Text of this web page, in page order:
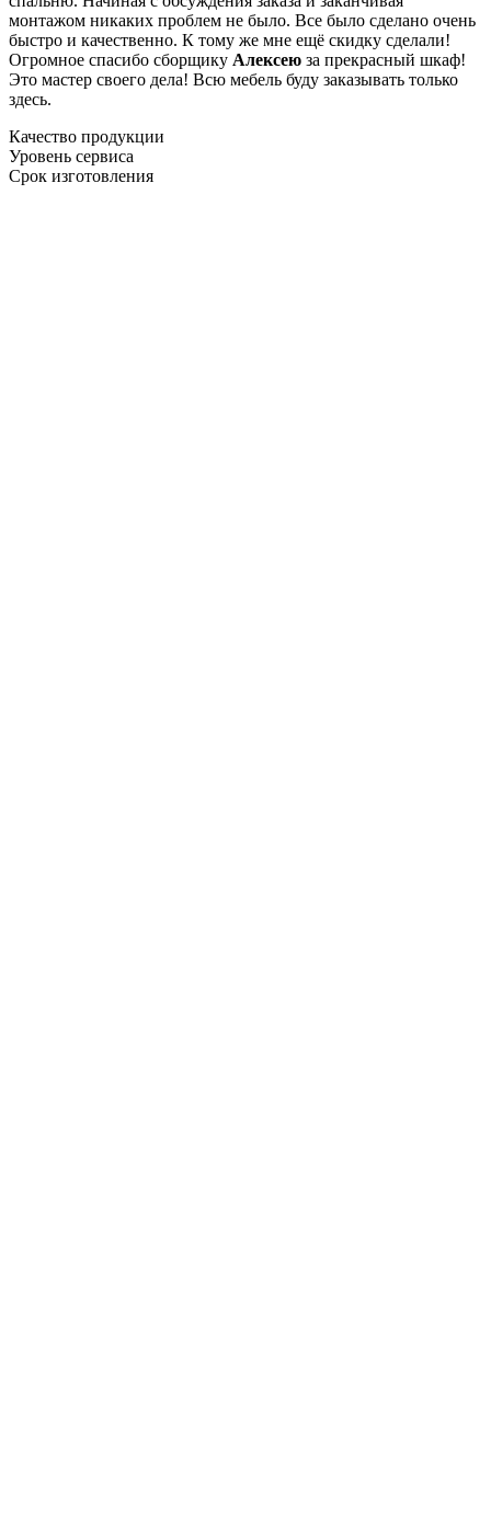
монтажом никаких проблем не было. Все было сделано очень
быстро и качественно. К тому же мне ещё скидку сделали!
Огромное спасибо сборщику Алексею за прекрасный шкаф!
Это мастер своего дела! Всю мебель буду заказывать только
здесь.
Качество продукции
Уровень сервиса
Срок изготовления